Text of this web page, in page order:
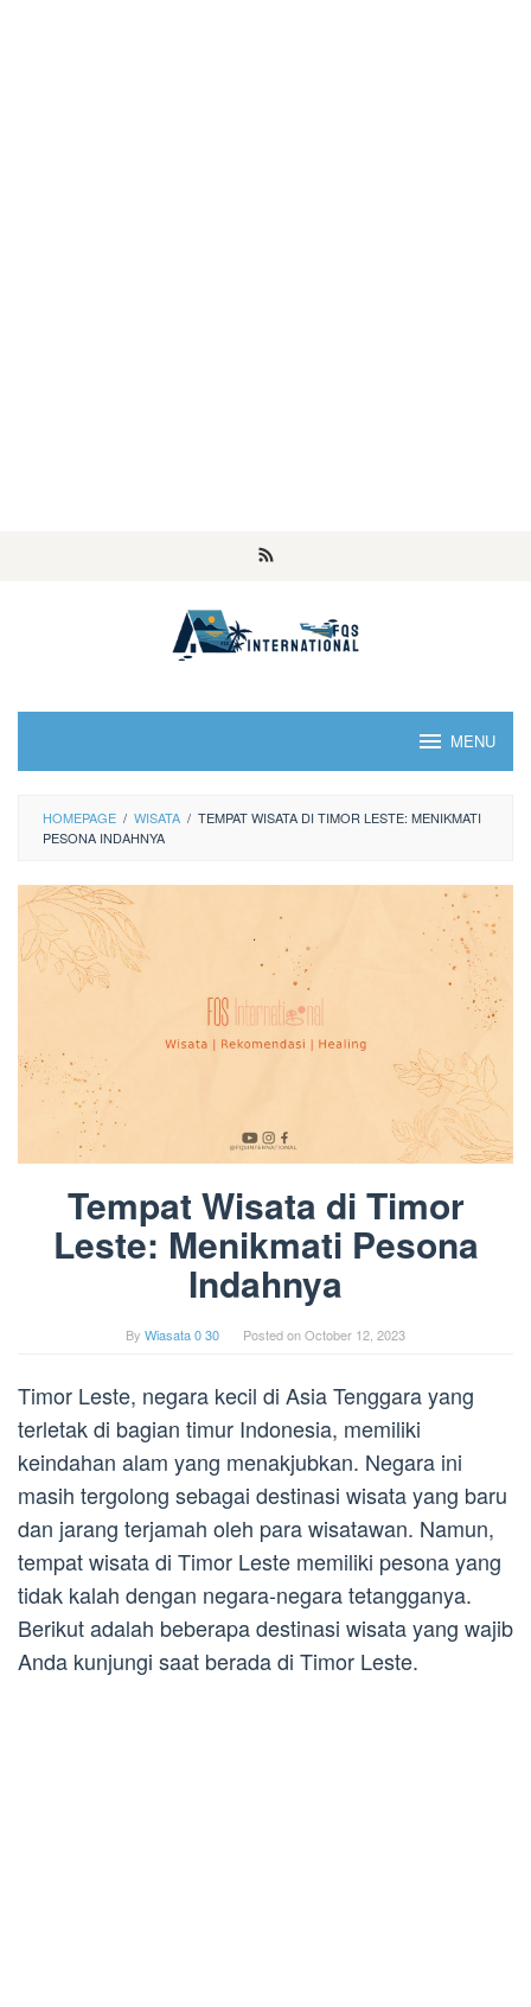
MENU
HOMEPAGE / WISATA / TEMPAT WISATA DI TIMOR LESTE: MENIKMATI
PESONA INDAHNYA
Tempat Wisata di Timor
Leste: Menikmati Pesona
Indahnya
By Wiasata 0 30 Posted onOctober 12, 2023
Timor Leste, negara kecil di Asia Tenggara yang
terletak di bagian timur Indonesia, memiliki
keindahan alam yang menakjubkan. Negara ini
masih tergolong sebagai destinasi wisata yang baru
dan jarang terjamah oleh para wisatawan. Namun,
tempat wisata di Timor Leste memiliki pesona yang
tidak kalah dengan negara-negara tetangganya.
Berikut adalah beberapa destinasi wisata yang wajib
Anda kunjungi saat berada di Timor Leste.